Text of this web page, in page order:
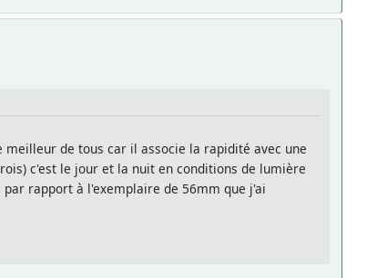
meilleur de tous car il associe la rapidité avec une
c'est le jour et la nuit en conditions de lumière
rapport à l'exemplaire de 56mm que j'ai